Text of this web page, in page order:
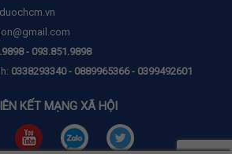
- 093.851.9898
0338293340 - 0889965366 - 0399492601
KẾT MẠNG XÃ HỘI